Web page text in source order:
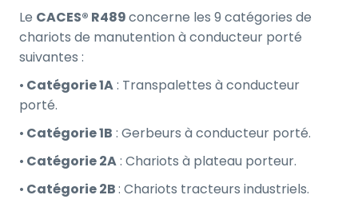
Le CACES® R489concerne les 9 catégories de
chariots de manutention à conducteur porté
suivantes :
• Catégorie 1A: Transpalettes à conducteur
porté.
• Catégorie 1B : Gerbeurs à conducteur porté.
• Catégorie 2A: Chariots à plateau porteur.
• Catégorie 2B: Chariots tracteurs industriels.